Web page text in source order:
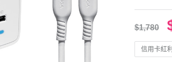
$1,780
信用卡紅